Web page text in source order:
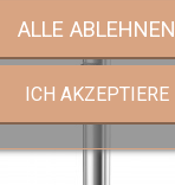
ALLE ABLEHNEN
ICH AKZEPTIERE